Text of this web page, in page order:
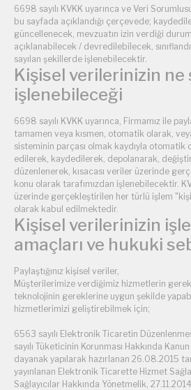
6698 sayılı KVKK uyarınca ve Veri
bu sayfada açıklandığı çerçevede;
güncellenecek, mevzuatın izin verdiği
açıklanabilecek / devredilebilecek,
sayılan şekillerde işlenebilecektir.
Kişisel verilerinizin ne
işlenebileceği
6698 sayılı KVKK uyarınca, Firmamız ile
tamamen veya kısmen, otomatik olarak,
sisteminin parçası olmak kaydıyla otomatik
edilerek, kaydedilerek, depolanarak,
düzenlenerek, kısacası veriler üzerinde
konu olarak tarafımızdan işlenebilecektir.
üzerinde gerçekleştirilen her türlü işlem
olarak kabul edilmektedir.
Kişisel verilerinizin
amaçları ve hukuki
Paylaştığınız kişisel veriler,
Müşterilerimize verdiğimiz hizmetlerin
teknolojinin gereklerine uygun şekilde
hizmetlerimizi geliştirebilmek için;
6563 sayılı Elektronik Ticaretin
sayılı Tüketicinin Korunması Hakkında
dayanak yapılarak hazırlanan 26.08.2015
yayınlanan Elektronik Ticarette Hizmet
Sağlayıcılar Hakkında Yönetmelik,